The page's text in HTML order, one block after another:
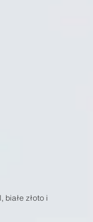
białe złoto i